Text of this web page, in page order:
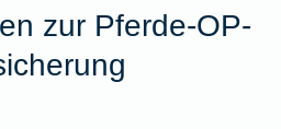
zur Pferde-OP-